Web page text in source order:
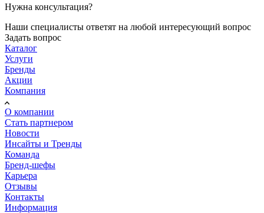
Нужна консультация?
Наши специалисты ответят на любой интересующий вопрос
Задать вопрос
Каталог
Услуги
Бренды
Акции
Компания
О компании
Стать партнером
Новости
Инсайты и Тренды
Команда
Бренд-шефы
Карьера
Отзывы
Контакты
Информация